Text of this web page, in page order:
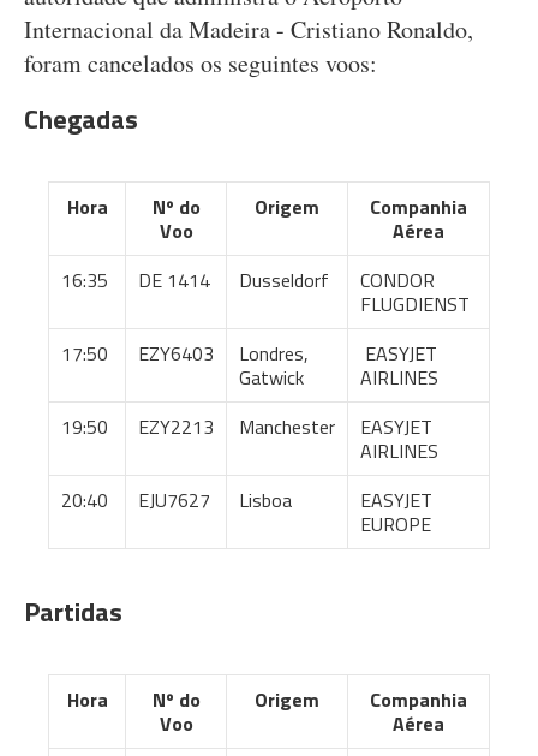
Internacional da Madeira - Cristiano Ronaldo,
foram cancelados os seguintes voos:
Chegadas
Hora
Nº do
Voo
Origem
Companhia
Aérea
16:35
DE 1414 Dusseldorf
CONDOR
FLUGDIENST
17:50
EZY6403
Londres,
Gatwick
EASYJET
AIRLINES
19:50
EZY2213 Manchester
EASYJET
AIRLINES
20:40
EJU7627 Lisboa
EASYJET
EUROPE
Partidas
Hora
Nº do
Voo
Origem
Companhia
Aérea